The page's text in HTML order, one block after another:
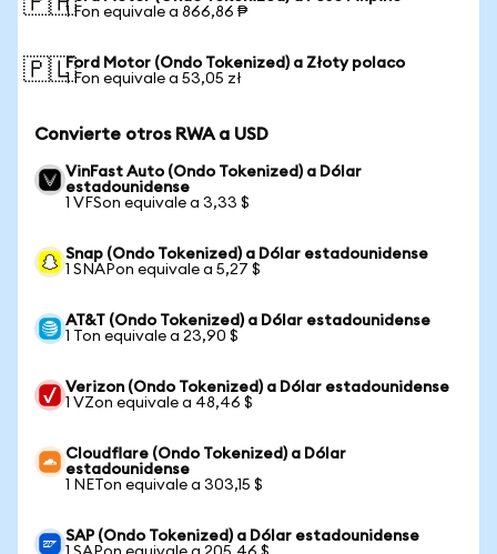
1 Fon equivale a 866,86 ₱
🇵🇱Ford Motor (Ondo Tokenized) a Złoty polaco
1 Fon equivale a 53,05 zł
Convierte otros RWA a USD
VinFast Auto (Ondo Tokenized) a Dólar
estadounidense
1 VFSon equivale a 3,33 $
Snap (Ondo Tokenized) a Dólar estadounidense
1 SNAPon equivale a 5,27 $
AT&T (Ondo Tokenized) a Dólar estadounidense
1 Ton equivale a 23,90 $
Verizon (Ondo Tokenized) a Dólar estadounidense
1 VZon equivale a 48,46 $
Cloudflare (Ondo Tokenized) a Dólar
estadounidense
1 NETon equivale a 303,15 $
SAP (Ondo Tokenized) a Dólar estadounidense